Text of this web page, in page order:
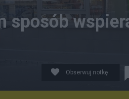
sposób
Obserwuj notkę